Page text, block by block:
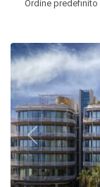
Ordine predefinito
Previous